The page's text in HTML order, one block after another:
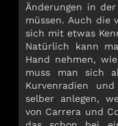
Änderungen in
müssen. Auch die
sich mit etwas
Natürlich kann
Hand nehmen, wie
muss man sich
Kurvenradien
selber anlegen,
von Carrera und